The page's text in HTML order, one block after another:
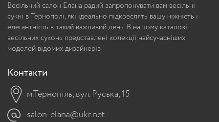
Весільний салон Елана радий запропонувати вам весільні
сукні в Тернополі, які ідеально підкреслять вашу ніжність і
елегантність в такий важливий день. В нашому каталозі
весільних суконь представлені колекції найсучасніших
моделей відомих дизайнерів
Контакти
м.Тернопіль, вул. Руська, 15
salon-elana@ukr.net